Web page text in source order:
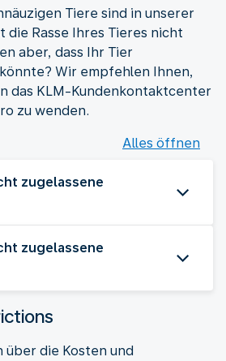
Tiere sind in unserer
Rasse Ihres Tieres nicht
aber, dass Ihr Tier
Wir empfehlen Ihnen,
das KLM-Kundenkontaktcenter
zu wenden.
Alles öffnen
zugelassene
zugelassene
über die Kosten und